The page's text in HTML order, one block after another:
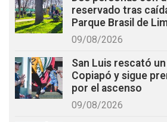
reservado tras
Parque Brasil de
09/08/2026
San Luis rescató
Copiapó y sigue
por el ascenso
09/08/2026